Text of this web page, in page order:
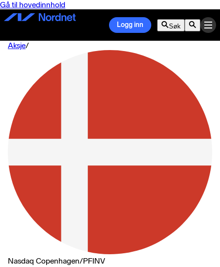
Gå til hovedinnhold
Logg inn Søk
Aksje/
Nasdaq Copenhagen/PFINV